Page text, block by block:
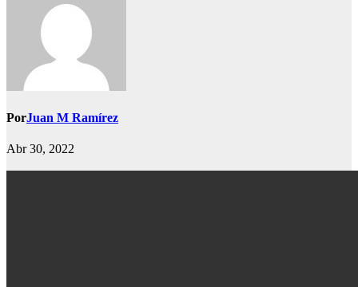
PorJuan M Ramírez
Abr 30, 2022